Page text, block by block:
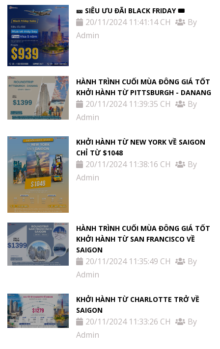
🎫 SIÊU ƯU ĐÃI BLACK FRIDAY 🎟
20/11/2024 11:41:14 CH
By
Admin
HÀNH TRÌNH CUỐI MÙA ĐÔNG GIÁ TỐT
KHỞI HÀNH TỪ PITTSBURGH - DANANG
20/11/2024 11:39:35 CH
By
Admin
KHỞI HÀNH TỪ NEW YORK VỀ SAIGON
CHỈ TỪ $1048
20/11/2024 11:38:16 CH
By
Admin
HÀNH TRÌNH CUỐI MÙA ĐÔNG GIÁ TỐT
KHỞI HÀNH TỪ SAN FRANCISCO VỀ
SAIGON
20/11/2024 11:35:49 CH
By
Admin
KHỞI HÀNH TỪ CHARLOTTE TRỞ VỀ
SAIGON
20/11/2024 11:33:26 CH
By
Admin